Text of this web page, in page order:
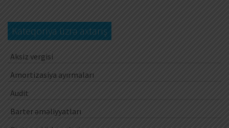
Kateqoriya üzrə axtarış
Aksiz vergisi
Amortizasiya ayırmaları
Audit
Barter əməliyyatları